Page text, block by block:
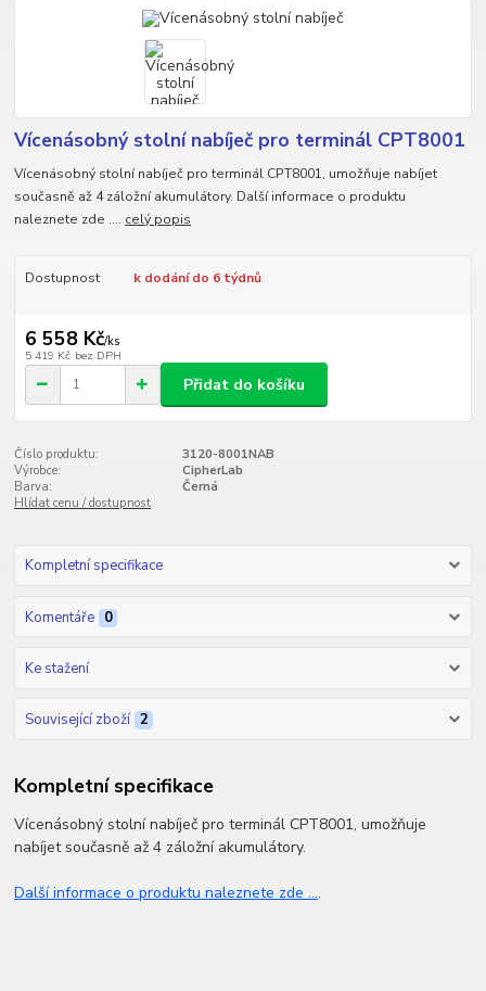
Vícenásobný stolní nabíječ pro terminál CPT8001
Vícenásobný stolní nabíječ pro terminál CPT8001, umožňuje nabíjet
současně až 4 záložní akumulátory. Další informace o produktu
naleznete zde .... celý popis
Dostupnost k dodání do 6 týdnů
6 558 Kč/ks
5 419 Kč bez DPH
Přidat do košíku
Číslo produktu:
3120-8001NAB
Výrobce:
CipherLab
Barva:
Černá
Hlídat cenu / dostupnost
Kompletní specifikace
Komentáře 0
Ke stažení
Související zboží 2
Kompletní specifikace
Vícenásobný stolní nabíječ pro terminál CPT8001, umožňuje
nabíjet současně až 4 záložní akumulátory.
Další informace o produktu naleznete zde ....